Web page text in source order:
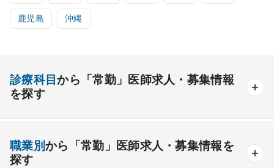
鹿児島 沖縄
診療科目から「常勤」医師求人・募集情報
を探す
内科系
一般内科 呼吸器内科 消化器内科 循環器内科
職業別から「常勤」医師求人・募集情報を
探す